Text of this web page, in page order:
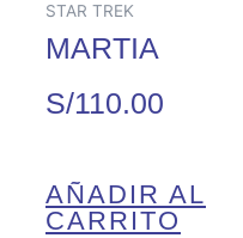
STAR TREK
MARTIA
S/110.00
AÑADIR AL
CARRITO